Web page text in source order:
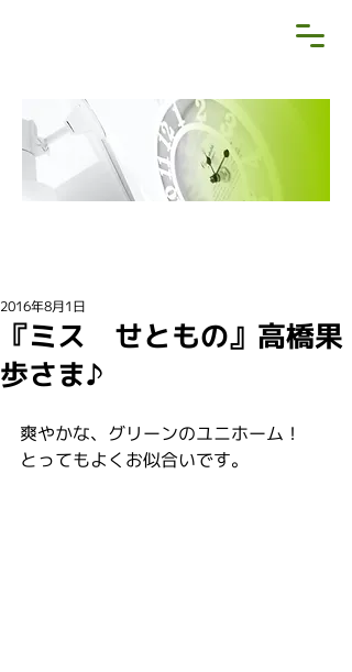
『ミス せともの』高橋果
歩さま♪
2016年8月1日
爽やかな、グリーンのユニホーム！
とってもよくお似合いです。